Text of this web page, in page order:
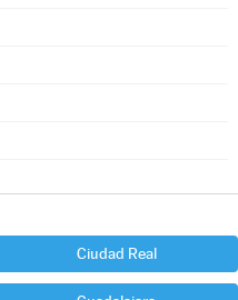
Ciudad Real